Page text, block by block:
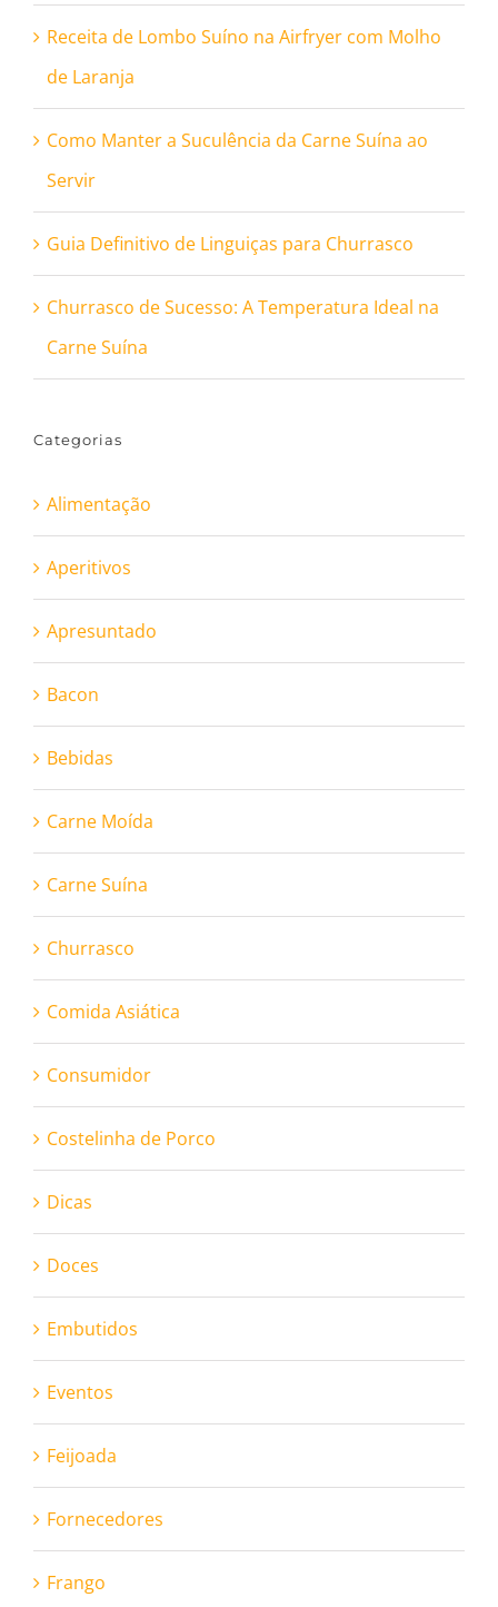
Receita de Lombo Suíno na Airfryer com Molho
de Laranja
Como Manter a Suculência da Carne Suína ao
Servir
Guia Definitivo de Linguiças para Churrasco
Churrasco de Sucesso: A Temperatura Ideal na
Carne Suína
Categorias
Alimentação
Aperitivos
Apresuntado
Bacon
Bebidas
Carne Moída
Carne Suína
Churrasco
Comida Asiática
Consumidor
Costelinha de Porco
Dicas
Doces
Embutidos
Eventos
Feijoada
Fornecedores
Frango